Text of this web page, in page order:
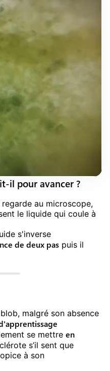
il pour avancer ?
regarde au microscope,
le liquide qui coule à
s'inverse
de deux pas puis il
malgré son absence
se mettre en
s’il sent que
à son